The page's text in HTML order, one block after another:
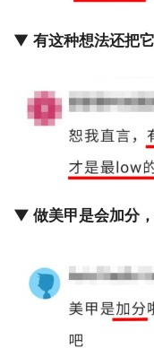
▼ 有这种想法还把
▼ 做美甲是会加分